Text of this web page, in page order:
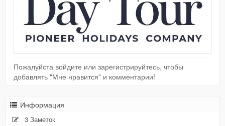
Пожалуйста войдите или зарегистрируйтесь, чтобы
добавлять "Мне нравится" и комментарии!
Информация
3 Заметок